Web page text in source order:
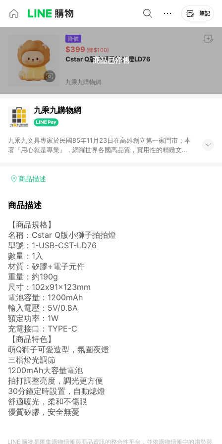
筆記
商品已停售
降價
$399 (降$100)
Cstar Q版小獅子拍拍燈LD76
九乘九購物網
九乘九購物網
九乘九文具專家於民國85年11月23日在高雄創立第一家門市；本
著『用心就是專業』，網羅世界各國高品質，實用性的精緻文具
非店舖通路及整合虛實行銷為目標，並以完整的物流倉儲系統，
才享有回饋，點數將於廠商出貨後 30 天前後發送。 (2) 門市訂
導購資格。 (3) 使用九乘九APP下單，將無法獲得點數回饋。
商品描述
商品描述
【商品規格】
名稱：Cstar Q版小獅子拍拍燈
型號：1-USB-CST-LD76
數量：1入
材質：矽膠+電子元件
重量：約190g
尺寸：102x91x123mm
電池容量：1200mAh
輸入電壓：5V/0.8A
額定功率：1W
充電接口：TYPE-C
【商品特色】
萌Q獅子可愛造型，氛圍夜燈
三檔燈光調節
1200mAh大容量電池
拍打調整亮度，調光更方便
30分鐘定時設置，自動熄燈
舒適暖光，柔和不傷眼
優質矽膠，安全無憂
LINE 購物是匯集購物情報與商品資訊的整合性平台，並依購物情報中的趨勢與